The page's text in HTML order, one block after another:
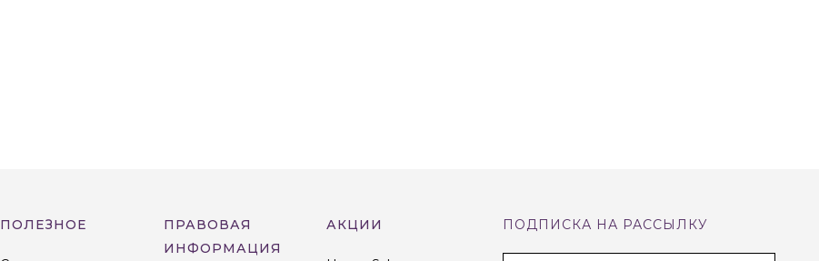
ПОДПИСКА НА РАССЫЛКУ
ПОЛЕЗНОЕ
ПРАВОВАЯ
ИНФОРМАЦИЯ
АКЦИИ